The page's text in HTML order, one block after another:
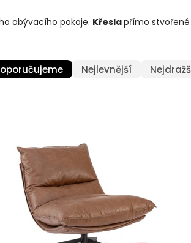
obývacího pokoje. Křeslapřímo stvořené
Nejlevnější